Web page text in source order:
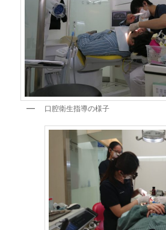
口腔衛生指導の様子